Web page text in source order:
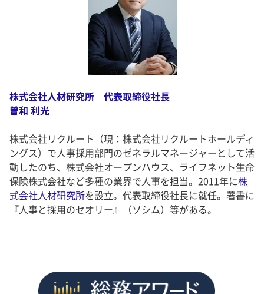
株式会社人材研究所 代表取締役社長
曽和 利光
株式会社リクルート（現：株式会社リクルートホールディ
ングス）で人事採用部門のゼネラルマネージャーとして活
動したのち、株式会社オープンハウス、ライフネット生命
保険株式会社など多種の業界で人事を担当。2011年に株
式会社人材研究所を設立。代表取締役社長に就任。著書に
『人事と採用のセオリー』（ソシム）等がある。